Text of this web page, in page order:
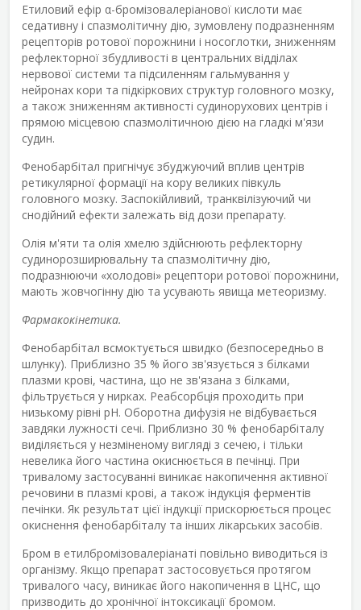
Етиловий ефір α-бромізовалеріанової кислоти має
седативну і спазмолітичну дію, зумовлену подразненням
рецепторів ротової порожнини і носоглотки, зниженням
рефлекторної збудливості в центральних відділах
нервової системи та підсиленням гальмування у
нейронах кори та підкіркових структур головного мозку,
а також зниженням активності судинорухових центрів і
прямою місцевою спазмолітичною дією на гладкі м'язи
судин.
Фенобарбітал пригнічує збуджуючий вплив центрів
ретикулярної формації на кору великих півкуль
головного мозку. Заспокійливий, транквілізуючий чи
снодійний ефекти залежать від дози препарату.
Олія м'яти та олія хмелю здійснюють рефлекторну
судинорозширювальну та спазмолітичну дію,
подразнюючи «холодові» рецептори ротової порожнини,
мають жовчогінну дію та усувають явища метеоризму.
Фармакокінетика.
Фенобарбітал всмоктується швидко (безпосередньо в
шлунку). Приблизно 35 % його зв'язується з білками
плазми крові, частина, що не зв'язана з білками,
фільтрується у нирках. Реабсорбція проходить при
низькому рівні pH. Оборотна дифузія не відбувається
завдяки лужності сечі. Приблизно 30 % фенобарбіталу
виділяється у незміненому вигляді з сечею, і тільки
невелика його частина окиснюється в печінці. При
тривалому застосуванні виникає накопичення активної
речовини в плазмі крові, а також індукція ферментів
печінки. Як результат цієї індукції прискорюється процес
окиснення фенобарбіталу та інших лікарських засобів.
Бром в етилбромізовалеріанаті повільно виводиться із
організму. Якщо препарат застосовується протягом
тривалого часу, виникає його накопичення в ЦНС, що
призводить до хронічної інтоксикації бромом.